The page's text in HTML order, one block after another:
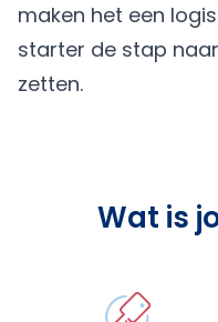
maken het een
starter de stap
zetten.
Wat is